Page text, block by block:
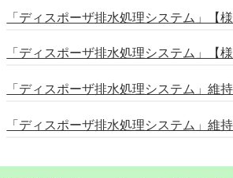
「ディスポーザ排水処理システム」【
「ディスポーザ排水処理システム」【
「ディスポーザ排水処理システム」維
「ディスポーザ排水処理システム」維